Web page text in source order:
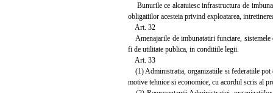
Bunurile ce alcatuiesc infrastructura de
obligatiilor acesteia privind exploatarea,
Art. 32
Amenajarile de imbunatatiri funciare,
fi de utilitate publica, in conditiile legii.
Art. 33
(1) Administratia, organizatiile si federatiile pot
motive tehnice si economice, cu acordul scris al